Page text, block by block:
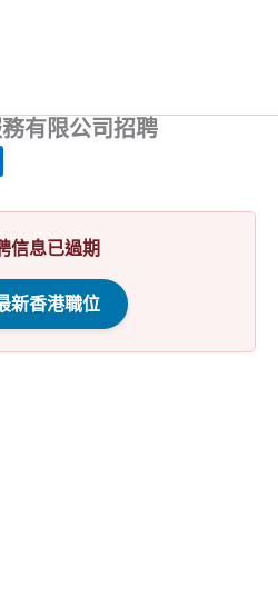
務有限公司招聘
信息已過期
新香港職位